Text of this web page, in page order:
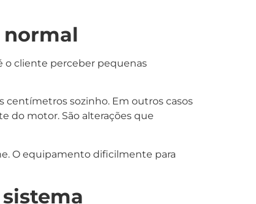
normal
o cliente perceber pequenas
centímetros sozinho. Em outros casos
do motor. São alterações que
O equipamento dificilmente para